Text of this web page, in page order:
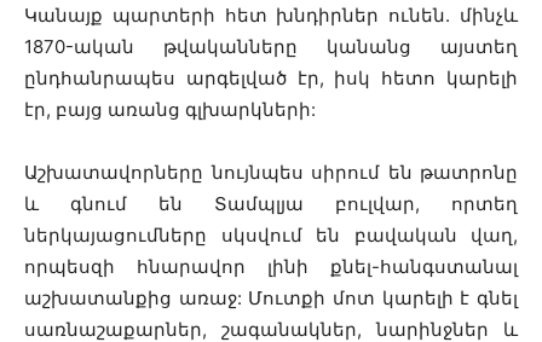
Կանայք պարտերի հետ խնդիրներ ունեն. մինչև
1870-ական թվականները կանանց այստեղ
ընդհանրապես արգելված էր, իսկ հետո կարելի
էր, բայց առանց գլխարկների:
Աշխատավորները նույնպես սիրում են թատրոնը
և գնում են Տամպլյա բուլվար, որտեղ
ներկայացումները սկսվում են բավական վաղ,
որպեսզի հնարավոր լինի քնել-հանգստանալ
աշխատանքից առաջ: Մուտքի մոտ կարելի է գնել
սառնաշաքարներ, շագանակներ, նարինջներ և